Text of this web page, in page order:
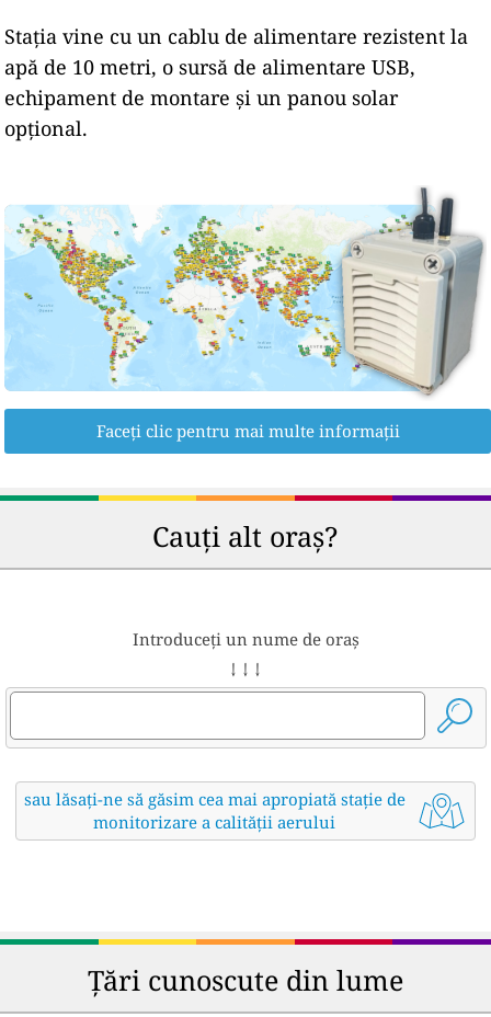
Stația vine cu un cablu de alimentare rezistent la
apă de 10 metri, o sursă de alimentare USB,
echipament de montare și un panou solar
opțional.
Faceți clic pentru mai multe informații
Cauți alt oraș?
Introduceți un nume de oraș
↓ ↓ ↓
sau lăsați-ne să găsim cea mai apropiată stație de
monitorizare a calității aerului
Țări cunoscute din lume